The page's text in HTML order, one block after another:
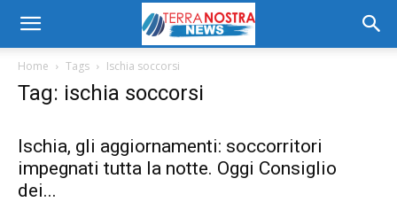
Home Tags Ischia soccorsi
Tag: ischia soccorsi
Ischia, gli aggiornamenti: soccorritori
impegnati tutta la notte. Oggi Consiglio
dei...